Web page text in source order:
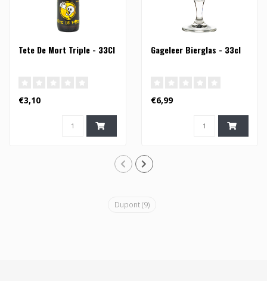
Tete De Mort Triple - 33Cl
€3,10
Gageleer Bierglas - 33cl
€6,99
Dupont(9)